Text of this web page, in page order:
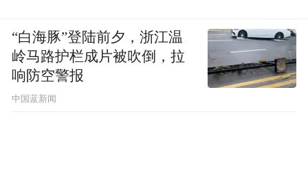
正月初一至正月十六，精彩仍在继续。太原
古县城正以满满的诚意和创意，邀四方宾朋
感受最地道的中国年，也见证一座千年古城
的华丽蜕变。
“白海豚”登陆前夕，浙江温
岭马路护栏成片被吹倒，拉
响防空警报
中国蓝新闻